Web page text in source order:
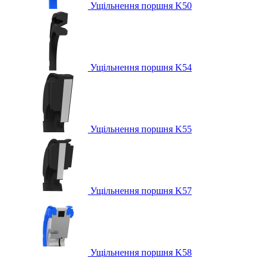
Ущільнення поршня K50
Ущільнення поршня K54
Ущільнення поршня K55
Ущільнення поршня K57
Ущільнення поршня K58